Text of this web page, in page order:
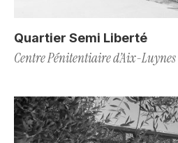
Quartier Semi Liberté
Centre Pénitentiaire d’Aix-Luynes